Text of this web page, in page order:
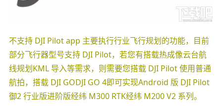
不支持 DJI Pilot app 主要执行行业飞行规划的功能，目前
部分飞行器型号支持 DJI Pilot，若您有搭载热成像云台航
线规划KML 导入等需求，则需要您搭载 DJI Pilot 使用普通
航拍，搭载 DJI GODJI GO 4即可实现Android 版 DJI Pilot
御2 行业版进阶版经纬 M300 RTK经纬 M200 V2 系列。